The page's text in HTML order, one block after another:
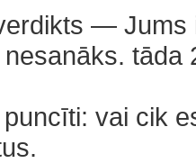
—
tāda
vai cik